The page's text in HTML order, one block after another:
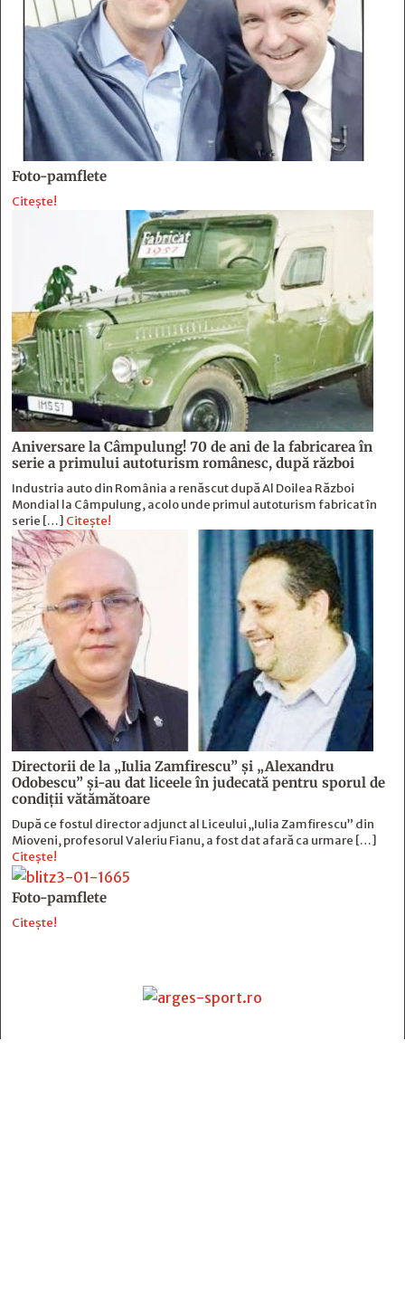
Foto-pamflete
Citește!
Aniversare la Câmpulung! 70 de ani de la fabricarea în
serie a primului autoturism românesc, după război
Industria auto din România a renăscut după Al Doilea Război
Mondial la Câmpulung, acolo unde primul autoturism fabricat în
serie […] Citește!
Directorii de la „Iulia Zamfirescu” și „Alexandru
Odobescu” și-au dat liceele în judecată pentru sporul de
condiții vătămătoare
După ce fostul director adjunct al Liceului „Iulia Zamfirescu” din
Mioveni, profesorul Valeriu Fianu, a fost dat afară ca urmare […]
Citește!
Foto-pamflete
Citește!